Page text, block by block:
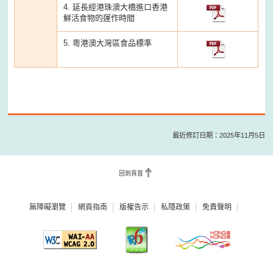
4. 延長經港珠澳大橋進口香港
鮮活食物的運作時間
5. 粵港澳大灣區食品標準
最近修訂日期：2025年11月5日
回到頁首
無障礙瀏覽 網頁指南 版權告示 私隱政策 免責聲明